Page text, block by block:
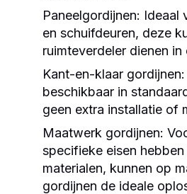
Paneelgordijnen: Ideaal
en schuifdeuren, deze
ruimteverdeler dienen in
Kant-en-klaar gordijnen:
beschikbaar in
geen extra installatie of
Maatwerk gordijnen:
specifieke eisen
materialen, kunnen op
gordijnen de ideale